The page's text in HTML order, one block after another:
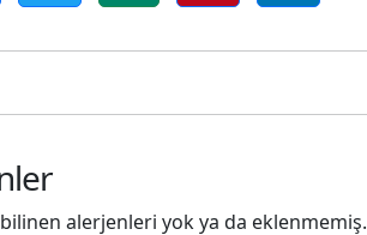
alerjenleri yok ya da eklenmemiş.